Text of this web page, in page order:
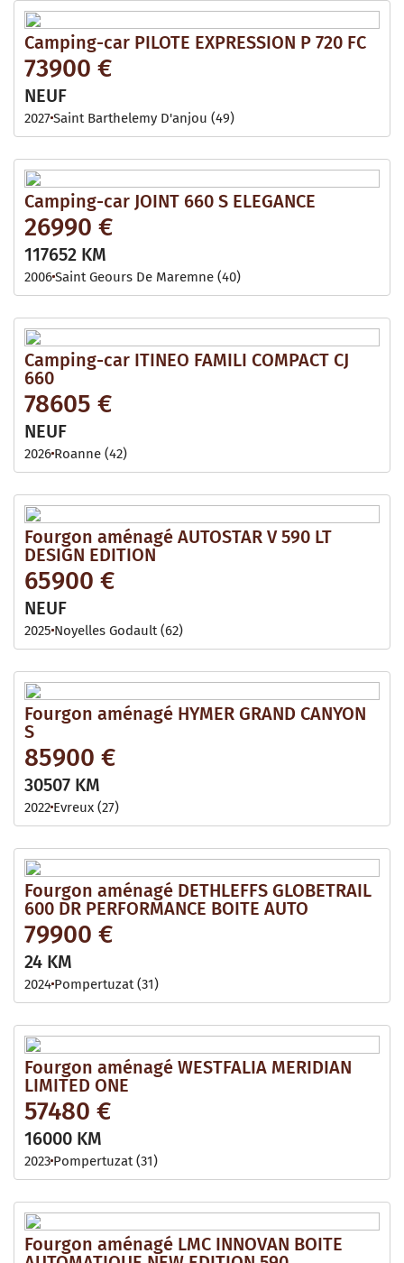
Camping-car PILOTE EXPRESSION P 720 FC
73900 €
NEUF
2027Saint Barthelemy D'anjou (49)
Camping-car JOINT 660 S ELEGANCE
26990 €
117652 KM
2006Saint Geours De Maremne (40)
Camping-car ITINEO FAMILI COMPACT CJ
660
78605 €
NEUF
2026 Roanne (42)
Fourgon aménagé AUTOSTAR V 590 LT
DESIGN EDITION
65900 €
NEUF
2025 Noyelles Godault (62)
Fourgon aménagé HYMER GRAND CANYON
S
85900 €
30507 KM
2022 Evreux (27)
Fourgon aménagé DETHLEFFS GLOBETRAIL
600 DR PERFORMANCE BOITE AUTO
79900 €
24 KM
2024 Pompertuzat (31)
Fourgon aménagé WESTFALIA MERIDIAN
LIMITED ONE
57480 €
16000 KM
2023 Pompertuzat (31)
Fourgon aménagé LMC INNOVAN BOITE